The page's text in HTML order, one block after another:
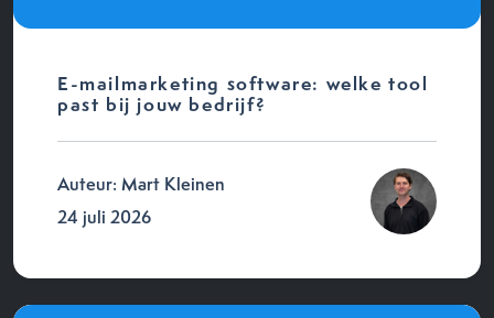
E-mailmarketing software: welke tool
past bij jouw bedrijf?
Auteur: Mart Kleinen
24 juli 2026